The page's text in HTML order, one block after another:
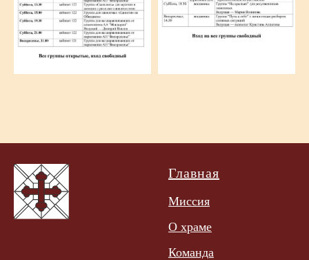
Главная
Миссия
О храме
Команда